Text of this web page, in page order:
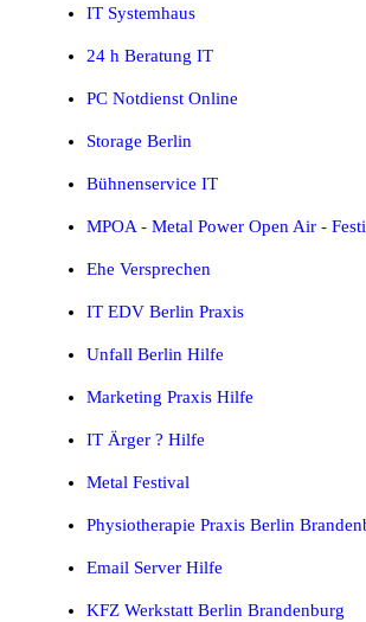
IT Systemhaus
24 h Beratung IT
PC Notdienst Online
Storage Berlin
Bühnenservice IT
MPOA - Metal Power Open Air -
Ehe Versprechen
IT EDV Berlin Praxis
Unfall Berlin Hilfe
Marketing Praxis Hilfe
IT Ärger ? Hilfe
Metal Festival
Physiotherapie Praxis Berlin
Email Server Hilfe
KFZ Werkstatt Berlin Brandenburg